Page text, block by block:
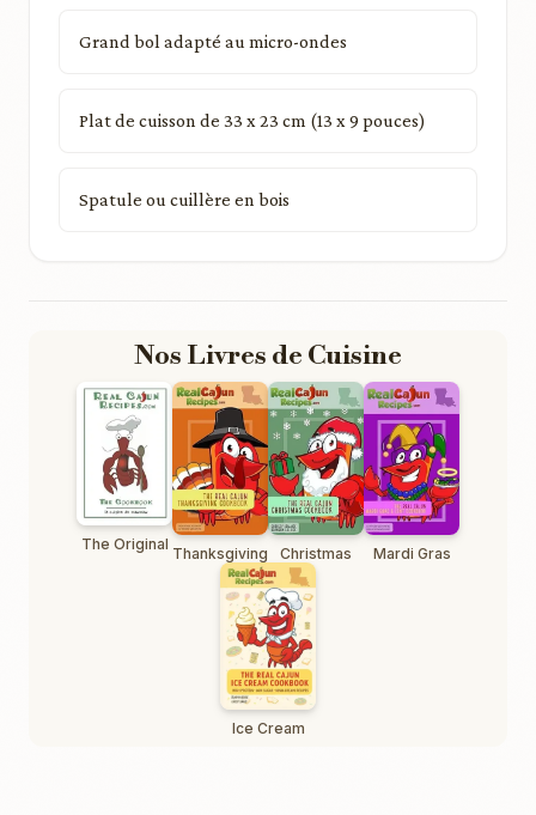
Grand bol adapté au micro-ondes
Plat de cuisson de 33 x 23 cm (13 x 9 pouces)
Spatule ou cuillère en bois
Nos Livres de Cuisine
The Original Thanksgiving Christmas Mardi Gras
Ice Cream